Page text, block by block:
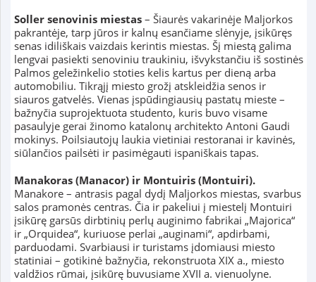
Soller senovinis miestas– Šiaurės vakarinėje Maljorkos
pakrantėje, tarp jūros ir kalnų esančiame slėnyje, įsikūręs
senas idiliškais vaizdais kerintis miestas. Šį miestą galima
lengvai pasiekti senoviniu traukiniu, išvykstančiu iš sostinės
Palmos geležinkelio stoties kelis kartus per dieną arba
automobiliu. Tikrąjį miesto grožį atskleidžia senos ir
siauros gatvelės. Vienas įspūdingiausių pastatų mieste –
bažnyčia suprojektuota studento, kuris buvo visame
pasaulyje gerai žinomo katalonų architekto Antoni Gaudi
mokinys. Poilsiautojų laukia vietiniai restoranai ir kavinės,
siūlančios pailsėti ir pasimėgauti ispaniškais tapas.
Manakoras (Manacor) ir Montuiris (Montuiri).
Manakore – antrasis pagal dydį Maljorkos miestas, svarbus
salos pramonės centras. Čia ir pakeliui į miestelį Montuiri
įsikūrę garsūs dirbtinių perlų auginimo fabrikai „Majorica“
ir „Orquidea“, kuriuose perlai „auginami“, apdirbami,
parduodami. Svarbiausi ir turistams įdomiausi miesto
statiniai – gotikinė bažnyčia, rekonstruota XIX a., miesto
valdžios rūmai, įsikūrę buvusiame XVII a. vienuolyne.